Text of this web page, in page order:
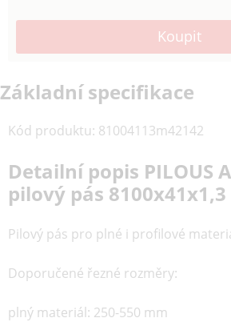
Základní specifikace
Kód produktu: 81004113m42142
Detailní popis PILOUS
pilový pás
Pilový pás pro plné i profilové
Doporučené řezné rozměry:
plný materiál: 250-550 mm